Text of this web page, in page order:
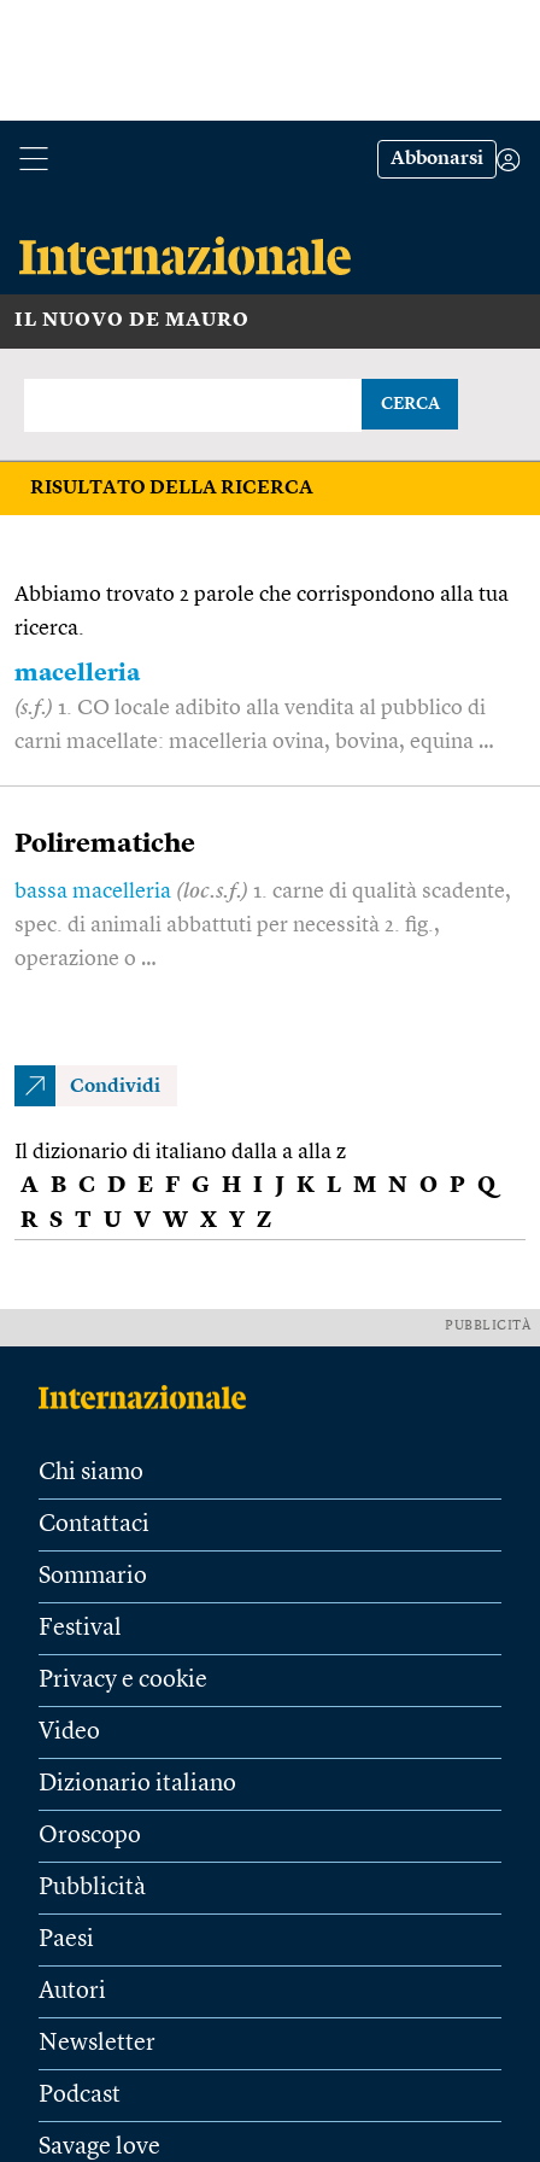
Abbonarsi
IL NUOVO DE MAURO
CERCA
RISULTATO DELLA RICERCA
Abbiamo trovato 2 parole che corrispondono alla tua
ricerca.
macelleria
(s.f.) 1. CO locale adibito alla vendita al pubblico di
carni macellate: macelleria ovina, bovina, equina …
Polirematiche
bassa macelleria (loc.s.f.) 1. carne di qualità scadente,
spec. di animali abbattuti per necessità 2. fig.,
operazione o …
Condividi
Il dizionario di italiano dalla a alla z
A B C D E F G H I J K L M N O P Q
R S T U V W X Y Z
PUBBLICITÀ
Chi siamo
Contattaci
Sommario
Festival
Privacy e cookie
Video
Dizionario italiano
Oroscopo
Pubblicità
Paesi
Autori
Newsletter
Podcast
Savage love